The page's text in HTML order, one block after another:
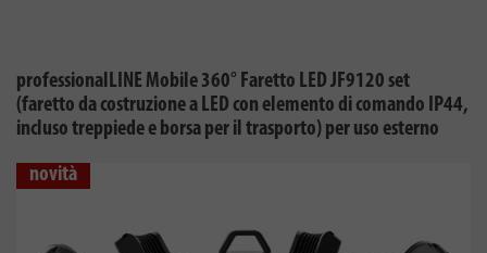
professionalLINE Mobile 360° Faretto LED JF9120 set
(faretto da costruzione a LED con elemento di comando IP44,
incluso treppiede e borsa per il trasporto) per uso esterno
novità